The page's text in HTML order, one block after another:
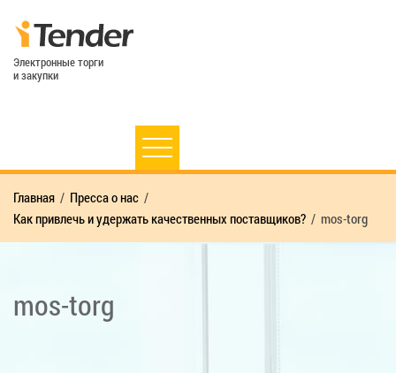
Электронные торги
и закупки
Главная
Пресса о нас
Как привлечь и удержать качественных поставщиков?
mos-torg
mos-torg